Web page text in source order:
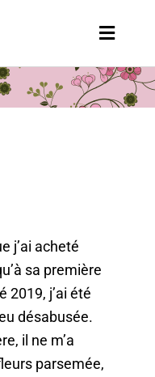
Main
j’ai acheté
sa première
2019, j’ai été
désabusée.
il ne m’a
parsemée,